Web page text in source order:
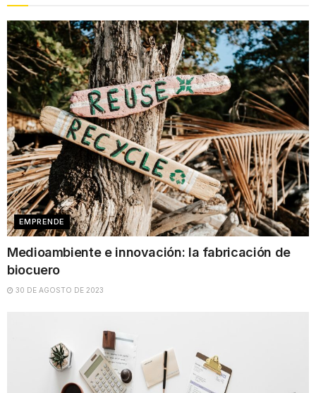
EMPRENDE
Medioambiente e innovación: la fabricación de
biocuero
30 DE AGOSTO DE 2023